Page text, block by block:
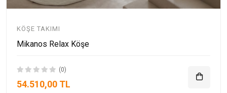
KÖŞE TAKIMI
Mikanos Relax Köşe
(0)
54.510,00 TL